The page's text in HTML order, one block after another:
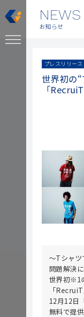
NEWS
お知らせ
プレスリリース
世界初の
「
～Tシャツ
問題解決
世界初※1
「
12月12日
無料で提